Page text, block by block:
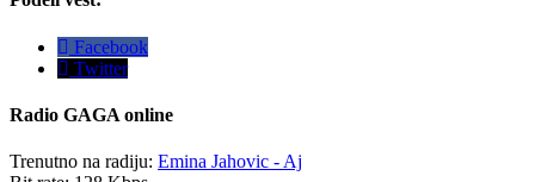
Facebook
Twitter
Radio GAGA online
Trenutno na radiju: Emina Jahovic - Aj